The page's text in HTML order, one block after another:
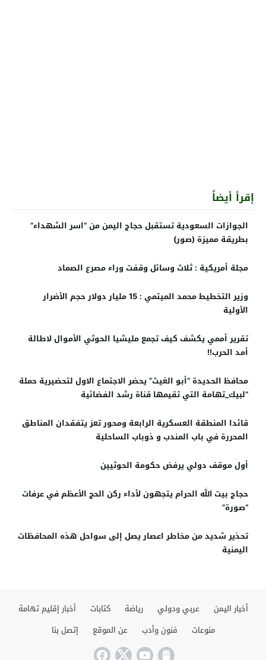
إقرأ أيضاً
الجوازات السعودية تستقبل حجاج اليمن من “اسر الشهداء”
بطريقة مميزة (صور)
مجلة أمريكية : ثلاث وسائل وقفت وراء مصرع الصماد
وزير التخطيط محمد الميتمي : 15 مليار دولار حجم الأضرار
الأولية
تقرير أممي يكشف كيف تجمع مليشيا الحوثي الأموال لاطالة
أمد الحرب!!
محافظ الحديدة “أبو الغيث” يحضر الاجتماع الاول لتحضيرية حملة
“لبيك_تهامة التي تقيمها قناة رشد الفضائية
قائدا المنطقة العسكرية الرابعة ومحور تعز يتفقدان المناطق
المحررة في باب المندب و ذوباب الساحلية
أول موقف دولي يرفض حكومة الحوثيين
حجاج بيت الله الحرام يتجهون لأداء ركن الحج الأعظم في عرفات
“صورة”
تحذير شديد من مخاطر اعصار يصل إلى سواحل هذه المحافظات
اليمنية
أخبار اليمن عربي ودولي رياضة كتابات
أخبار إقليم تهامة
منوعات
فنون وأدب عن الموقع إتصل بنا